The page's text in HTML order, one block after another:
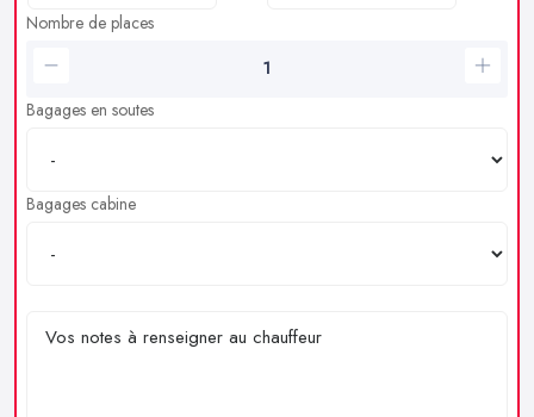
Nombre de places
Bagages en soutes
Bagages cabine